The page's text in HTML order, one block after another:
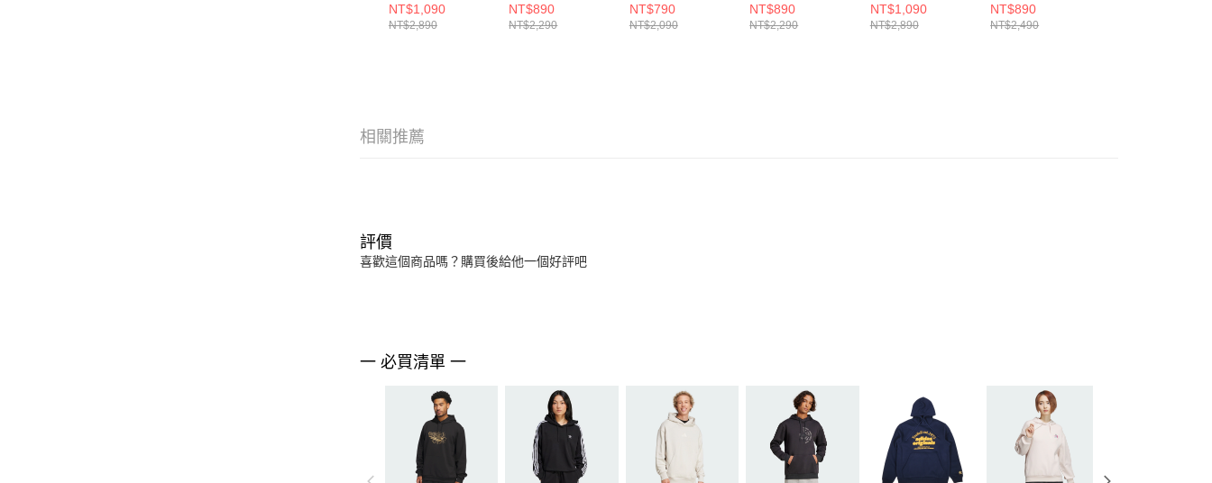
NT$1,090
NT$2,890
NT$890
NT$2,290
NT$790
NT$2,090
NT$890
NT$2,290
NT$1,090
NT$2,890
NT$890
NT$2,490
相關推薦
評價
喜歡這個商品嗎？購買後給他一個好評吧
一 必買清單 一